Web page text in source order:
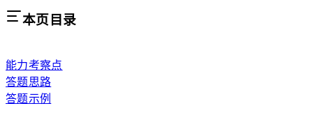
本页目录
能力考察点
答题思路
答题示例